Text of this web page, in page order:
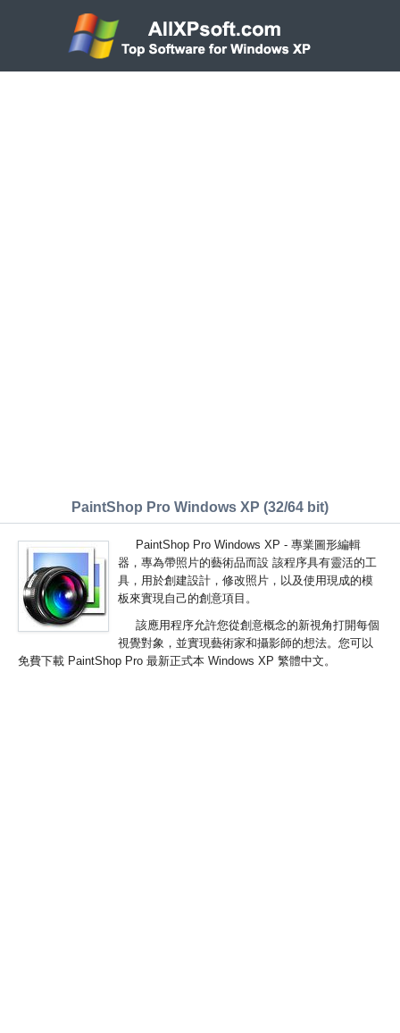
PaintShop Pro Windows XP (32/64 bit)
PaintShop Pro Windows XP - 專業圖形編輯
器，專為帶照片的藝術品而設 該程序具有靈活的工
具，用於創建設計，修改照片，以及使用現成的模
板來實現自己的創意項目。
該應用程序允許您從創意概念的新視角打開每個
視覺對象，並實現藝術家和攝影師的想法。您可以
免費下載 PaintShop Pro 最新正式本 Windows XP 繁體中文。